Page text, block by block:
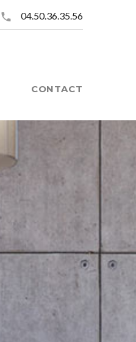
04.50.36.35.56
CONTACT